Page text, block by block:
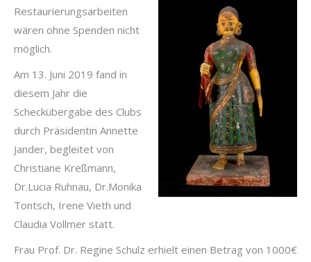
Restaurierungsarbeiten
wären ohne Spenden nicht
möglich.
Am 13. Juni 2019 fand in
diesem Jahr die
Scheckübergabe des Clubs
durch Präsidentin Annette
Jander, begleitet von
Christiane Kreßmann,
Dr.Lucia Ruhnau, Dr.Monika
Tontsch, Irene Vieth und
Claudia Vollmer statt.
Frau Prof. Dr. Regine Schulz erhielt einen Betrag von 1000€